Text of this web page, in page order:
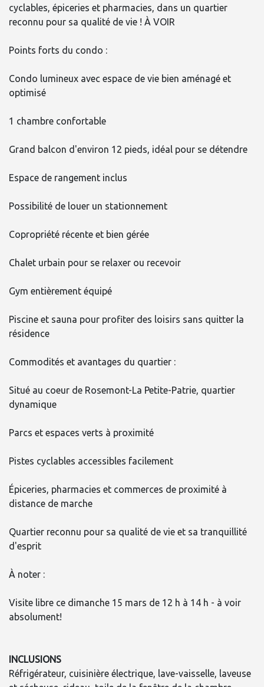
cyclables, épiceries et pharmacies, dans un quartier
reconnu pour sa qualité de vie ! À VOIR
Points forts du condo :
Condo lumineux avec espace de vie bien aménagé et
optimisé
1 chambre confortable
Grand balcon d'environ 12 pieds, idéal pour se détendre
Espace de rangement inclus
Possibilité de louer un stationnement
Copropriété récente et bien gérée
Chalet urbain pour se relaxer ou recevoir
Gym entièrement équipé
Piscine et sauna pour profiter des loisirs sans quitter la
résidence
Commodités et avantages du quartier :
Situé au coeur de Rosemont-La Petite-Patrie, quartier
dynamique
Parcs et espaces verts à proximité
Pistes cyclables accessibles facilement
Épiceries, pharmacies et commerces de proximité à
distance de marche
Quartier reconnu pour sa qualité de vie et sa tranquillité
d'esprit
À noter :
Visite libre ce dimanche 15 mars de 12 h à 14 h - à voir
absolument!
INCLUSIONS
Réfrigérateur, cuisinière électrique, lave-vaisselle, laveuse